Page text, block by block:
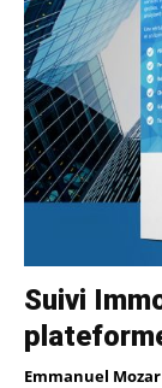
Suivi
Emmanuel Mozar